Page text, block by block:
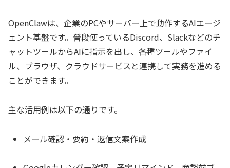
OpenClawは、企業のPCやサーバー上で動作するAIエージ
ェント基盤です。普段使っているDiscord、Slackなどのチ
ャットツールからAIに指示を出し、各種ツールやファイ
ル、ブラウザ、クラウドサービスと連携して実務を進める
ことができます。
主な活用例は以下の通りです。
メール確認・要約・返信文案作成